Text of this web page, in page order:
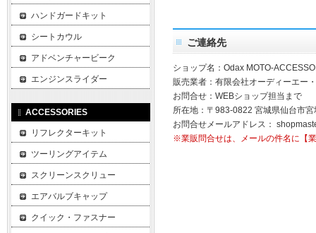
ご連絡先
ショップ名：Odax MOTO-
販売業者：有限会社オーディーエー
お問合せ：WEBショップ担当まで
所在地：〒983-0822 宮城県仙台市
お問合せメールアドレス：
※業販問合せは、メールの件名に【
ハンドガードキット
シートカウル
アドベンチャービーク
エンジンスライダー
ACCESSORIES
リフレクターキット
ツーリングアイテム
スクリーンスクリュー
エアバルブキャップ
クイック・ファスナー